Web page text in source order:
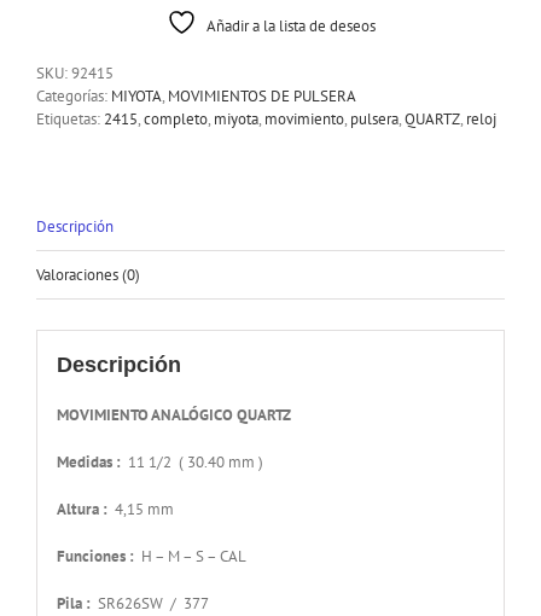
Añadir a la lista de deseos
SKU:92415
Categorías: MIYOTA, MOVIMIENTOS DE PULSERA
Etiquetas: 2415,completo, miyota, movimiento, pulsera,QUARTZ, reloj
Descripción
Valoraciones (0)
Descripción
MOVIMIENTO ANALÓGICO QUARTZ
Medidas : 11 1/2 ( 30.40 mm )
Altura : 4,15 mm
Funciones : H – M – S – CAL
Pila : SR626SW / 377